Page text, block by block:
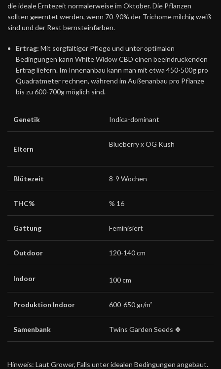
die ideale Erntezeit normalerweise im Oktober. Die Pflanzen
sollten geerntet werden, wenn 70-90% der Trichome milchig weiß
sind und der Rest bernsteinfarben.
Ertrag: Mit sorgfältiger Pflege und unter optimalen
Bedingungen kann White Widow CBD einen beeindruckenden
Ertrag liefern. Im Innenanbau kann man mit etwa 450-500g pro
Quadratmeter rechnen, während im Außenanbau pro Pflanze
bis zu 600-700g möglich sind.
Genetik Indica-dominant
Eltern
Blueberry x OG Kush
Blütezeit 8-9 Wochen
THC% % 16
Gattung Feminisiert
Outdoor 120-140 cm
Indoor 100 cm
Produktion Indoor 600-650 gr/m²
Samenbank Twins Garden Seeds 🍀
Hinweis: Laut Grower, Falls unter idealen Bedingungen angebaut.